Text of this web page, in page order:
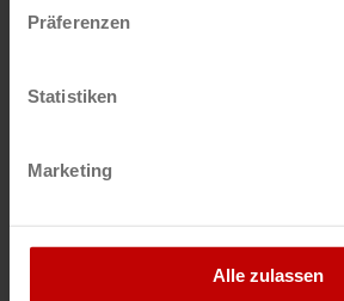
Präferenzen
Statistiken
Marketing
Alle zulassen
Christian Trostel